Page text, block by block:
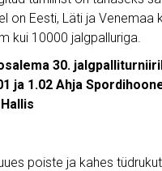
on Eesti, Läti ja Venemaa
kui 10000 jalgpalluriga.
30.
ja 1.02 Ahja
poiste ja kahes